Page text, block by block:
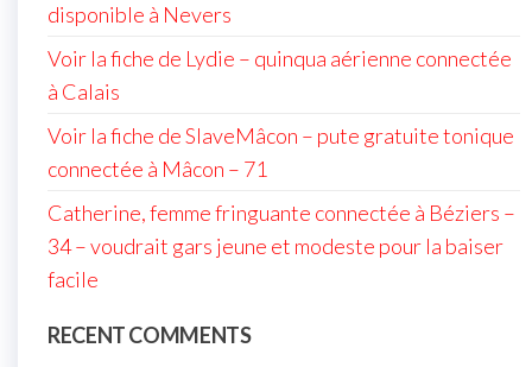
disponible à Nevers
Voir la fiche de Lydie – quinqua aérienne connectée
à Calais
Voir la fiche de SlaveMâcon – pute gratuite tonique
connectée à Mâcon – 71
Catherine, femme fringuante connectée à Béziers –
34 – voudrait gars jeune et modeste pour la baiser
facile
RECENT COMMENTS